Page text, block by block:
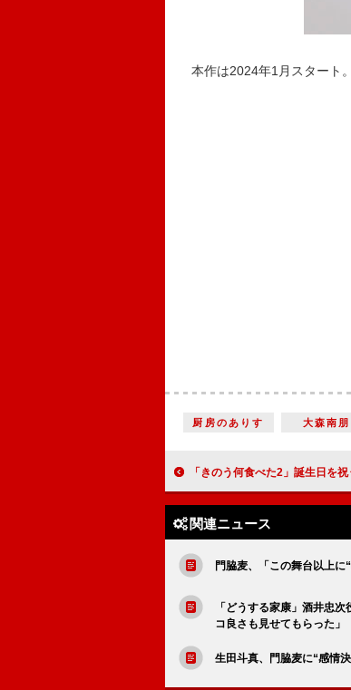
本作は2024年1月スタート
厨房のありす 大森南朋
「きのう何食べた2」誕生日を祝う2人にジルベール（磯村勇斗）が悪意のプレゼン
関連ニュース
門脇麦、「この舞台以上に
「どうする家康」酒井忠
コ良さも見せてもらった」
生田斗真、門脇麦に“感情